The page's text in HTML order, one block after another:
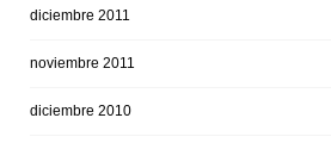
diciembre 2011
noviembre 2011
diciembre 2010